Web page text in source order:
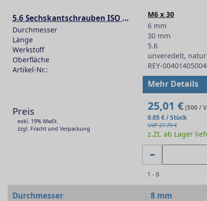
5.6 Sechskantschrauben ISO 4014
Durchmesser
Länge
Werkstoff
Oberfläche
Artikel-Nr.:
Preis
exkl. 19% MwSt.
zzgl. Fracht und Verpackung
M6 x 30
6 mm
30 mm
5.6
unveredelt,
REY-
Mehr Details
25,01 €(500 /
0.05 € / Stück
UVP 27.79 €
z.Zt. ab Lager
1 - 8
Durchmesser 8 mm